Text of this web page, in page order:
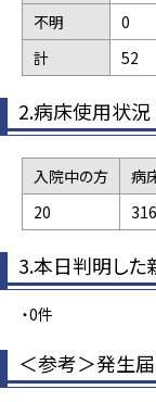
不明
0
計
52
2.病床使用状況
入院中の方 病
20
316
3.本日判明した
・0件
＜参考＞発生